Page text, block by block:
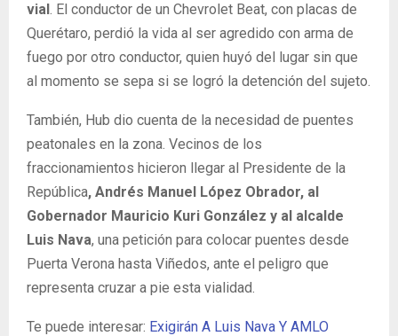
vial. El conductor de un Chevrolet Beat, con placas de
Querétaro, perdió la vida al ser agredido con arma de
fuego por otro conductor, quien huyó del lugar sin que
al momento se sepa si se logró la detención del sujeto.
También, Hub dio cuenta de la necesidad de puentes
peatonales en la zona. Vecinos de los
fraccionamientos hicieron llegar al Presidente de la
República, Andrés Manuel López Obrador, al
Gobernador Mauricio Kuri González y al alcalde
Luis Nava, una petición para colocar puentes desde
Puerta Verona hasta Viñedos, ante el peligro que
representa cruzar a pie esta vialidad.
Te puede interesar: Exigirán A Luis Nava Y AMLO